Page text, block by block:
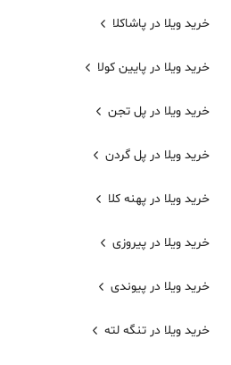
خرید ویلا در پاشاکلا
خرید ویلا در پایین کولا
خرید ویلا در پل تجن
خرید ویلا در پل گردن
خرید ویلا در پهنه کلا
خرید ویلا در پیروزی
خرید ویلا در پیوندی
خرید ویلا در تنگه لته